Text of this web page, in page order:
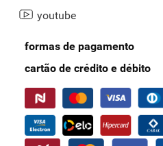
youtube
formas de pagamento
cartão de crédito e débito